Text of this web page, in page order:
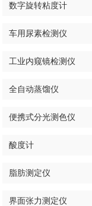
数字旋转粘度计
车用尿素检测仪
工业内窥镜检测仪
全自动蒸馏仪
便携式分光测色仪
酸度计
脂肪测定仪
界面张力测定仪